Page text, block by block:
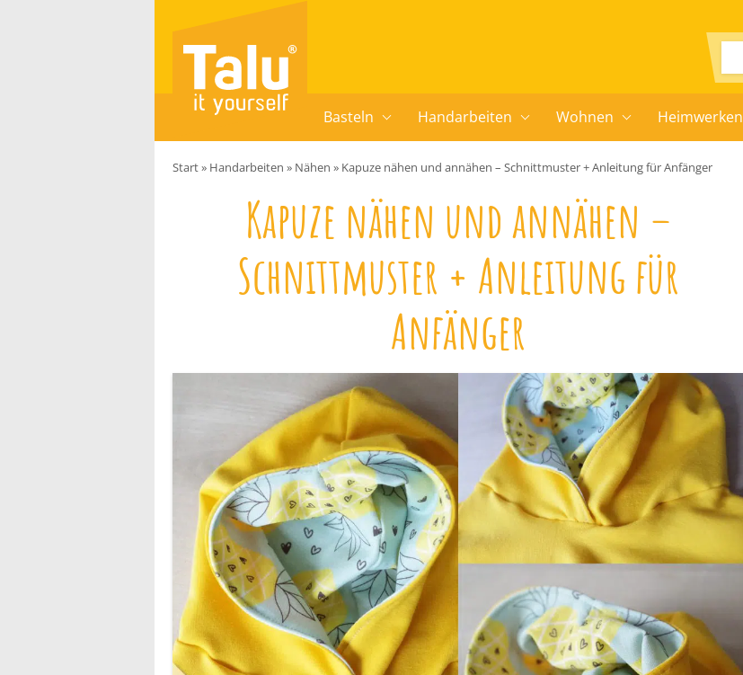
Basteln Handarbeiten Wohnen Heimwerken
Start» Handarbeiten » Nähen » Kapuze nähen und annähen – Schnittmuster + Anleitung für Anfänger
Kapuze nähen und annähen –
Schnittmuster + Anleitung für
Anfänger